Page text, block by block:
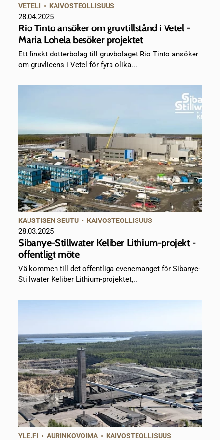
VETELI • KAIVOSTEOLLISUUS
28.04.2025
Rio Tinto ansöker om gruvtillstånd i Vetel -
Maria Lohela besöker projektet
Ett finskt dotterbolag till gruvbolaget Rio Tinto ansöker
om gruvlicens i Vetel för fyra olika...
KAUSTISEN SEUTU • KAIVOSTEOLLISUUS
28.03.2025
Sibanye-Stillwater Keliber Lithium-projekt -
offentligt möte
Välkommen till det offentliga evenemanget för Sibanye-
Stillwater Keliber Lithium-projektet,...
YLE.FI •AURINKOVOIMA • KAIVOSTEOLLISUUS